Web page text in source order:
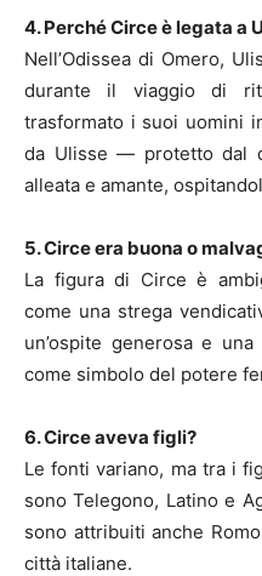
4. Perché Circe è legata a
Nell’Odissea di Omero,
durante il viaggio di
trasformato i suoi uomini
da Ulisse — protetto dal
alleata e amante,
5. Circe era buona o
La figura di Circe è
come una strega
un’ospite generosa e
come simbolo del potere
6. Circe aveva figli?
Le fonti variano, ma tra i
sono Telegono, Latino e
sono attribuiti anche
città italiane.